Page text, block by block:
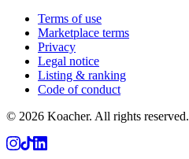
Terms of use
Marketplace terms
Privacy
Legal notice
Listing & ranking
Code of conduct
© 2026 Koacher. All rights reserved.